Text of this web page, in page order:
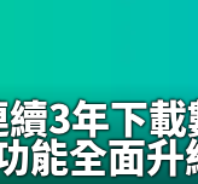
續3年下
能全面升